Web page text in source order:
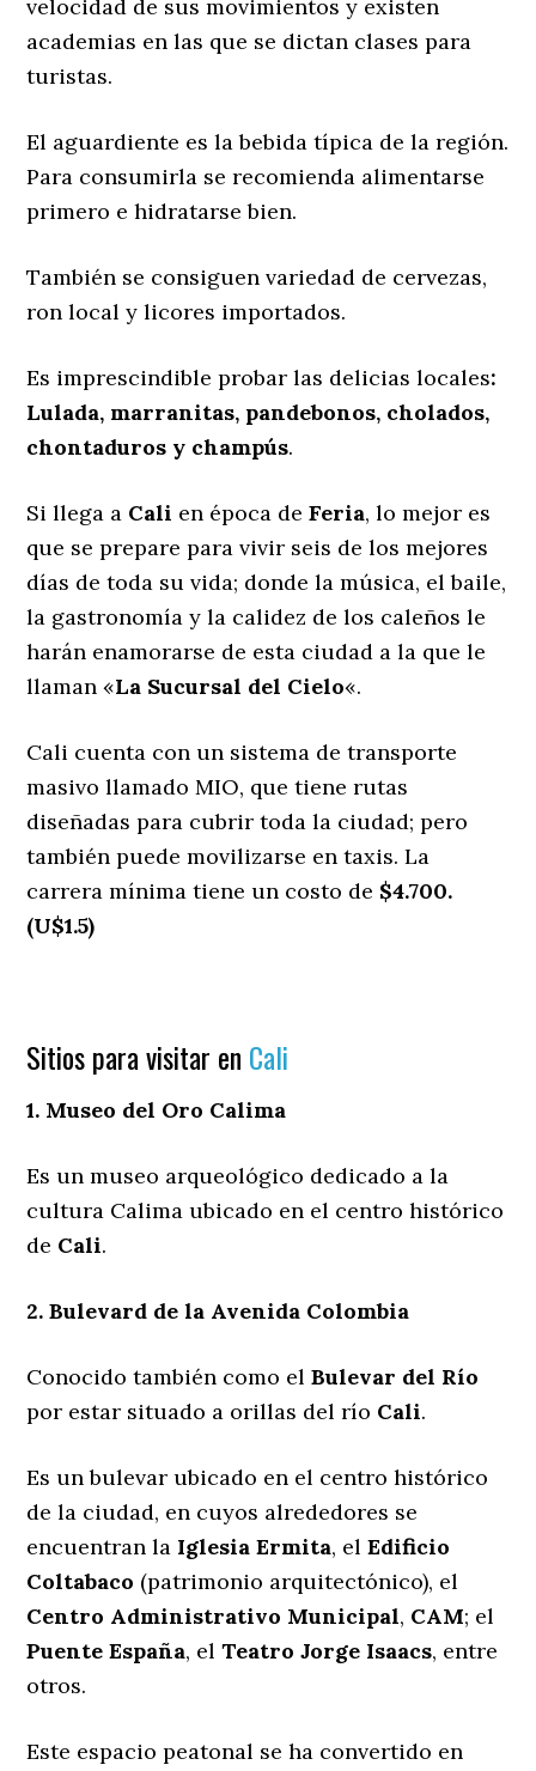
velocidad de sus movimientos y existen
academias en las que se dictan clases para
turistas.
El aguardiente es la bebida típica de la región.
Para consumirla se recomienda alimentarse
primero e hidratarse bien.
También se consiguen variedad de cervezas,
ron local y licores importados.
Es imprescindible probar las delicias locales:
Lulada, marranitas, pandebonos, cholados,
chontaduros y champús.
Si llega a Cali en época deFeria, lo mejor es
que se prepare para vivir seis de los mejores
días de toda su vida; donde la música, el baile,
la gastronomía y la calidez de los caleños le
harán enamorarse de esta ciudad a la que le
llaman «La Sucursal del Cielo«.
Cali cuenta con un sistema de transporte
masivo llamado MIO, que tiene rutas
diseñadas para cubrir toda la ciudad; pero
también puede movilizarse en taxis. La
carrera mínima tiene un costo de $4.700.
(U$1.5)
Sitios para visitar en Cali
1. Museo del Oro Calima
Es un museo arqueológico dedicado a la
cultura Calima ubicado en el centro histórico
de Cali.
2. Bulevard de la Avenida Colombia
Conocido también como elBulevar del Río
por estar situado a orillas del río Cali.
Es un bulevar ubicado en el centro histórico
de la ciudad, en cuyos alrededores se
encuentran la Iglesia Ermita, elEdificio
Coltabaco (patrimonio arquitectónico), el
Centro Administrativo Municipal, CAM; el
Puente España, elTeatro Jorge Isaacs, entre
otros.
Este espacio peatonal se ha convertido en